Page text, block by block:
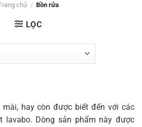
chủ / Bồn rửa
LỌC
hay còn được biết đến với các
lavabo. Dòng sản phẩm này được